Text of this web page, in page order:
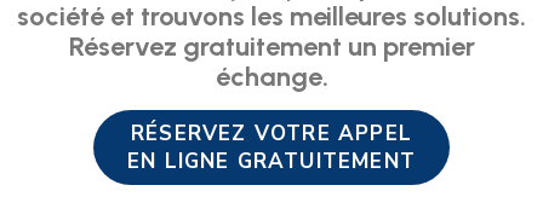
société et trouvons les meilleures solutions.
Réservez gratuitement un premier
échange.
RÉSERVEZ VOTRE APPEL
EN LIGNE GRATUITEMENT